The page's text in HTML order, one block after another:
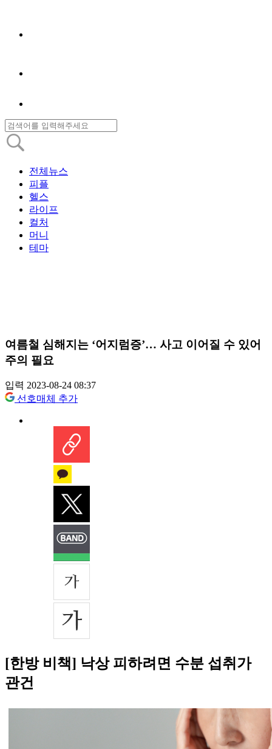
전체뉴스
피플
헬스
라이프
컬처
머니
테마
여름철 심해지는 ‘어지럼증’… 사고 이어질 수 있어
주의 필요
입력 2023-08-24 08:37
선호매체 추가
[한방 비책] 낙상 피하려면 수분 섭취가
관건